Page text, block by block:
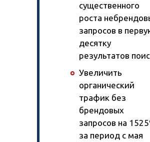
существенного
роста
запросов в
десятку
результатов
Увеличить
органический
трафик без
брендовых
запросов на
за период с мая